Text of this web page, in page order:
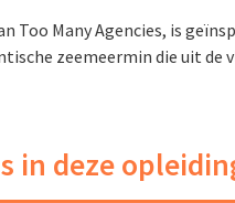
Too Many Agencies, is
zeemeermin die uit de
in deze